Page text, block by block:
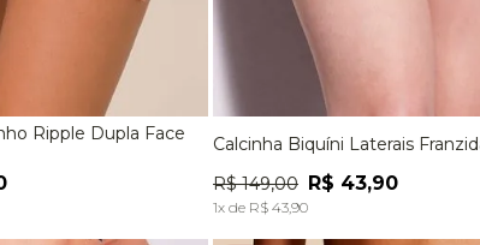
À SACOLA
Ripple Dupla Face
G
M
P
ADICIONAR À SACOLA
Calcinha Biquíni Laterais
R$ 149,00 R$ 43,90
1x de R$ 43,90